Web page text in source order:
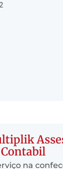
Contabil
na